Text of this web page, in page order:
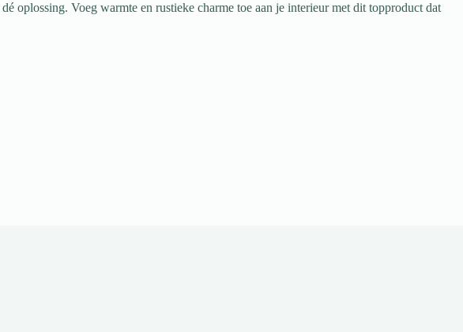
dé oplossing. Voeg warmte en rustieke charme toe aan je interieur met dit topproduct dat